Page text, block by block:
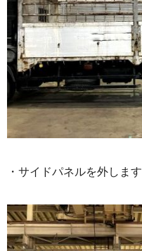
・サイドパネルを外します